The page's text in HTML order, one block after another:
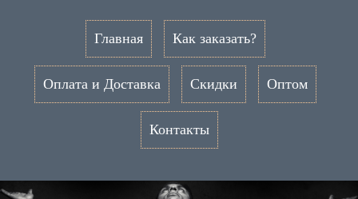
Главная Как заказать?
Оплата и Доставка Скидки Оптом
Контакты